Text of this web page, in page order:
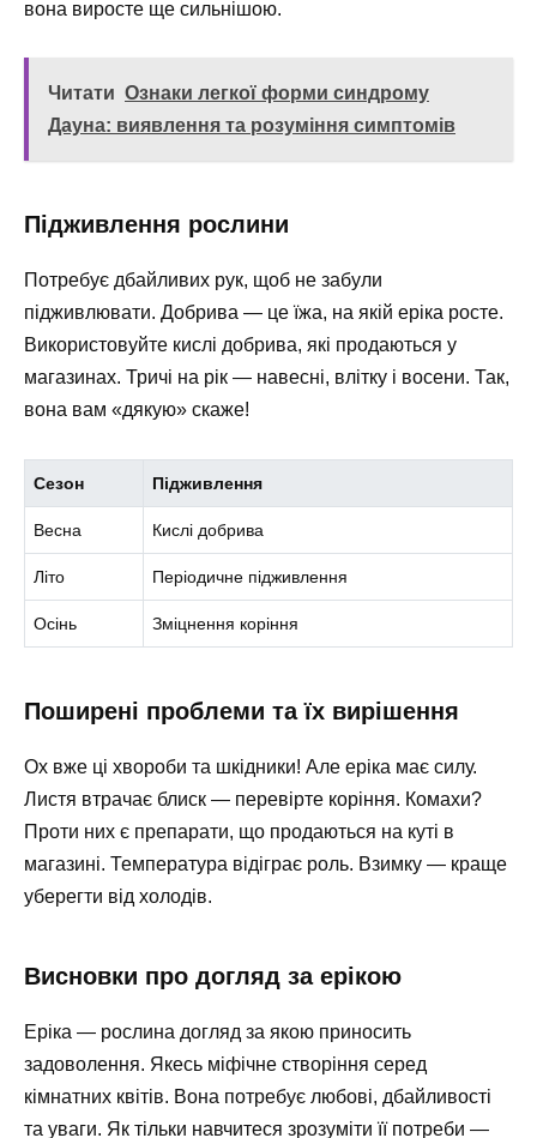
вона виросте ще сильнішою.
Читати Ознаки легкої форми синдрому
Дауна: виявлення та розуміння симптомів
Підживлення рослини
Потребує дбайливих рук, щоб не забули
підживлювати. Добрива — це їжа, на якій еріка росте.
Використовуйте кислі добрива, які продаються у
магазинах. Тричі на рік — навесні, влітку і восени. Так,
вона вам «дякую» скаже!
Сезон Підживлення
Весна Кислі добрива
Літо Періодичне підживлення
Осінь Зміцнення коріння
Поширені проблеми та їх вирішення
Ох вже ці хвороби та шкідники! Але еріка має силу.
Листя втрачає блиск — перевірте коріння. Комахи?
Проти них є препарати, що продаються на куті в
магазині. Температура відіграє роль. Взимку — краще
уберегти від холодів.
Висновки про догляд за ерікою
Еріка — рослина догляд за якою приносить
задоволення. Якесь міфічне створіння серед
кімнатних квітів. Вона потребує любові, дбайливості
та уваги. Як тільки навчитеся зрозуміти її потреби —